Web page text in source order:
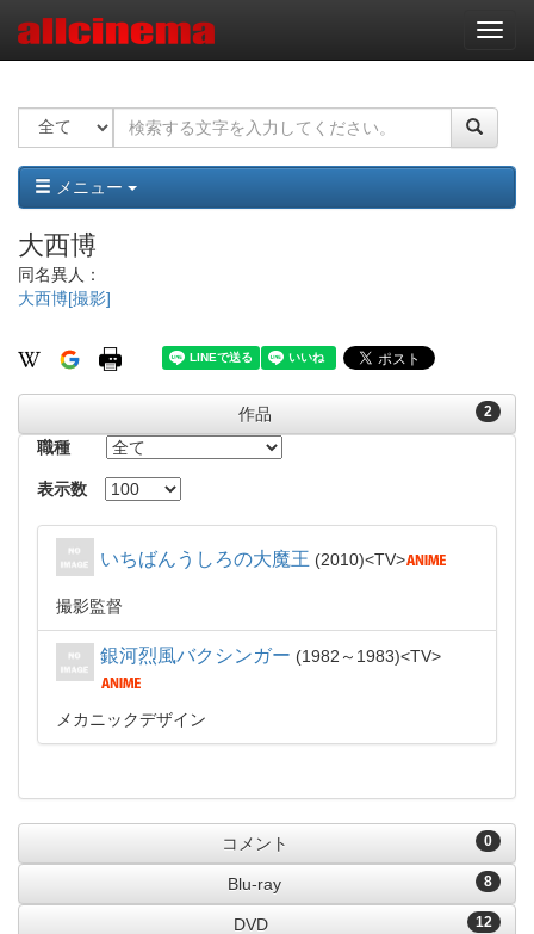
ナ
ビ
ー
ョ
ン
メニュー
大西博
同名異人：
大西博[撮影]
2
作品
職種
表示数
いちばんうしろの大魔王 2010 TV
撮影監督
銀河烈風バクシンガー 1982～1983 TV
メカニックデザイン
0
コメント
8
Blu-ray
12
DVD